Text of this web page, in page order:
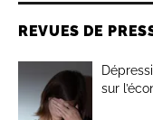
REVUES DE
sur